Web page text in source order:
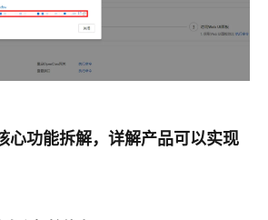
心功能拆解，详解产品可以实现